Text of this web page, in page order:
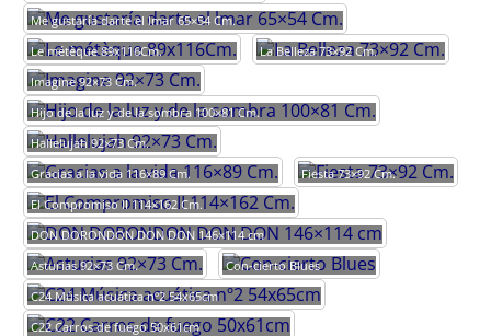
Me gustaría darte el lmar 65×54 Cm.
Le métèque 89x116Cm.
La Belleza 73×92 Cm.
Imagine 92×73 Cm.
Hijo de la luz y de la sombra 100×81 Cm.
Hallelujah 92×73 Cm.
Gracias a la vida 116×89 Cm.
Fiesta 73×92 Cm.
El Compromiso II 114×162 Cm.
DON DORONDON DON DON 146×114 cm
Asturias 92×73 Cm.
Con-cierto Blues
C24 Música acuática nº2 54x65cm
C22 Carros de fuego 50x61cm